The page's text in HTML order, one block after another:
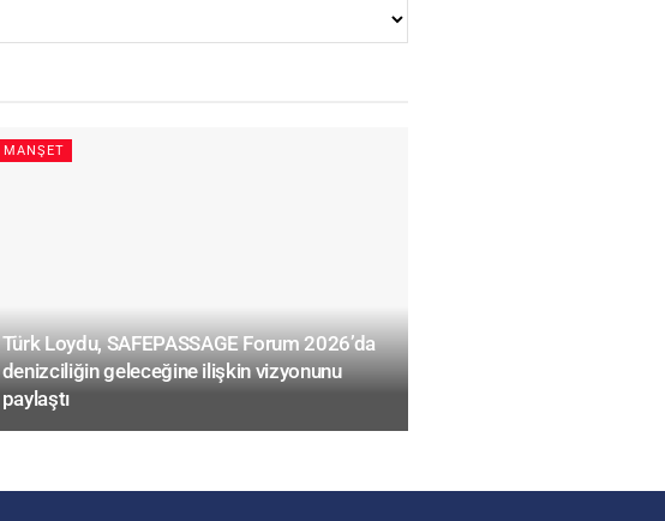
MANŞET
Türk Loydu, SAFEPASSAGE Forum 2026’da
denizciliğin geleceğine ilişkin vizyonunu
paylaştı